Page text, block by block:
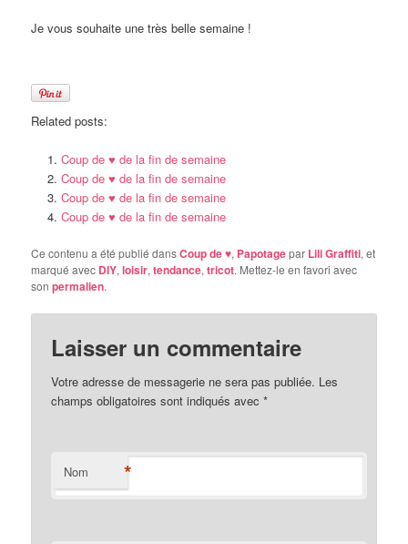
Je vous souhaite une très belle semaine !
Related posts:
Coup de ♥ de la fin de semaine
Coup de ♥ de la fin de semaine
Coup de ♥ de la fin de semaine
Coup de ♥ de la fin de semaine
Ce contenu a été publié dansCoup de ♥, Papotagepar Lili Graffiti, et
marqué avec DIY,loisir,tendance,tricot. Mettez-le en favori avec
sonpermalien.
Laisser un commentaire
Votre adresse de messagerie ne sera pas publiée. Les
champs obligatoires sont indiqués avec*
Nom *